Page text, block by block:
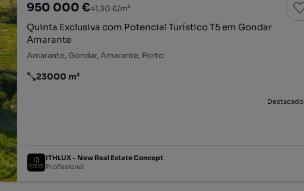
950 000 €41,30 €/m²
Quinta Exclusiva com Potencial Turístico T5 em Gondar
Amarante
Amarante, Gondar, Amarante, Porto
Preço por metro quadrado
23000 m²
Destacado
ITHLUX - New Real Estate Concept
Profissional